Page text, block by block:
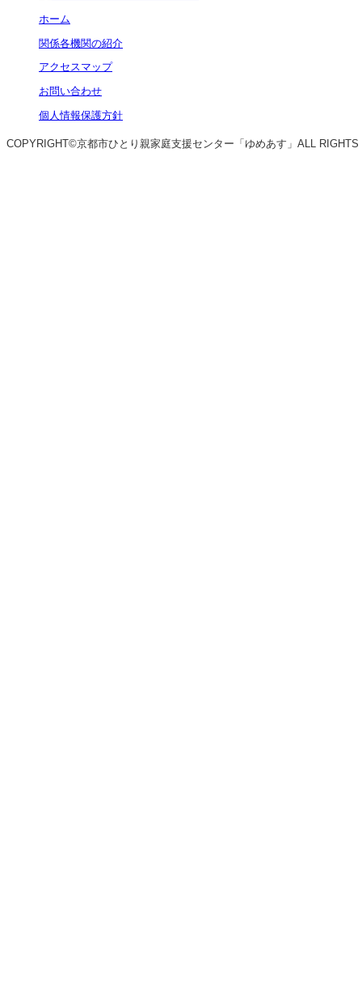
ホーム
関係各機関の紹介
アクセスマップ
お問い合わせ
個人情報保護方針
COPYRIGHT©京都市ひとり親家庭支援センター「ゆめあす」ALL